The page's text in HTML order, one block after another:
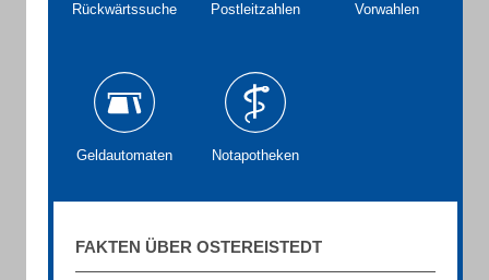
Rückwärtssuche Postleitzahlen Vorwahlen
Geldautomaten Notapotheken
FAKTEN ÜBER OSTEREISTEDT